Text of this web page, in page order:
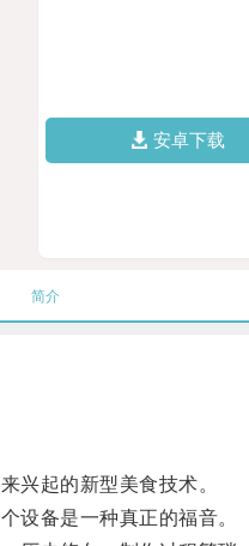
安卓下载
简介
起的新型美食技术。
备是一种真正的福音。